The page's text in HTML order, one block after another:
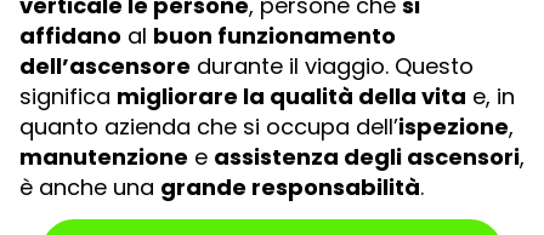
affidano al buon funzionamento
dell’ascensore durante il viaggio. Questo
significa migliorare la qualità della vita e, in
quanto azienda che si occupa dell’ispezione,
manutenzione e assistenza degli ascensori,
è anche una grande responsabilità.